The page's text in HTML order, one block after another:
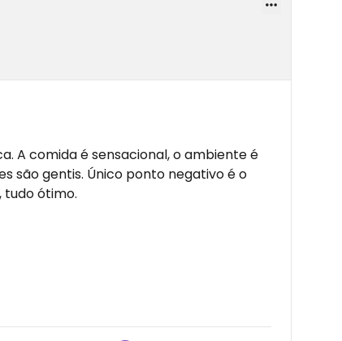
A comida é sensacional, o ambiente é
são gentis. Único ponto negativo é o
tudo ótimo.